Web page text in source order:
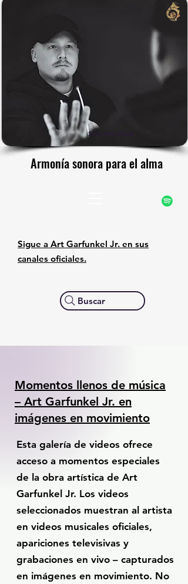
Armonía sonora para el alma
Armonía sonora para el alma
Sitio web oficial
Buscar
Sigue a Art Garfunkel Jr. en sus
canales oficiales.
Momentos llenos de música
– Art Garfunkel Jr. en
imágenes en movimiento
Esta galería de videos ofrece
acceso a momentos especiales
de la obra artística de Art
Garfunkel Jr. Los videos
seleccionados muestran al artista
en videos musicales oficiales,
apariciones televisivas y
grabaciones en vivo – capturados
en imágenes en movimiento. No